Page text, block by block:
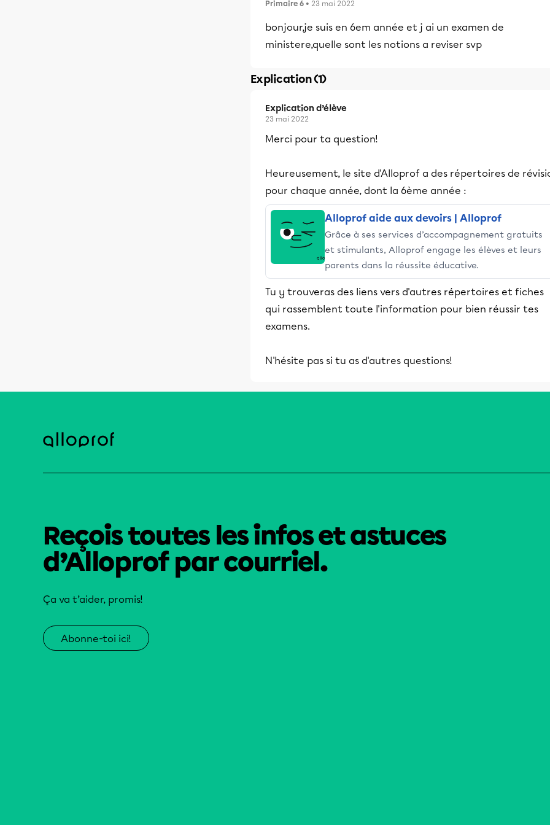
Primaire 6 • 23 mai 2022
bonjour,je suis en 6em année et j ai un examen de
ministere,quelle sont les notions a reviser svp
Explication (1)
Explication d’élève
23 mai 2022
Merci pour ta question!
Heureusement, le site d'Alloprof a des répertoires de
pour chaque année, dont la 6ème année :
Alloprof aide aux devoirs | Alloprof
Grâce à ses services d’accompagnement gratuits
et stimulants, Alloprof engage les élèves et leurs
parents dans la réussite éducative.
Tu y trouveras des liens vers d'autres répertoires et fiches
qui rassemblent toute l'information pour bien réussir tes
examens.
N'hésite pas si tu as d'autres questions!
Reçois toutes les infos et astuces
d’Alloprof par courriel.
Ça va t’aider, promis!
Abonne-toi ici!